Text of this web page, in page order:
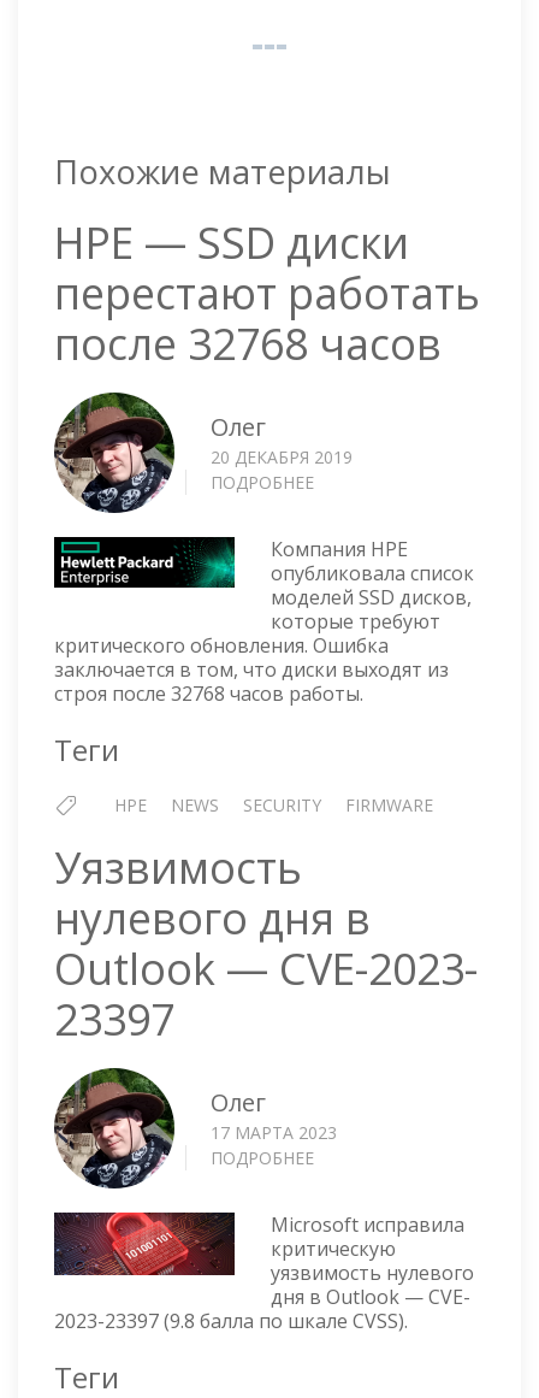
Похожие материалы
HPE — SSD диски
перестают работать
после 32768 часов
Олег
20 ДЕКАБРЯ 2019
ПОДРОБНЕЕ
SSD
ДИСКИ
ПЕРЕСТАЮТ
РАБОТАТЬ
ПОСЛЕ
32768
Компания HPE
опубликовала список
моделей SSD дисков,
которые требуют
критического обновления. Ошибка
заключается в том, что диски выходят из
строя после 32768 часов работы.
Теги
HPE NEWS SECURITY FIRMWARE
Уязвимость
нулевого дня в
Outlook — CVE-2023-
23397
Олег
17 МАРТА 2023
ПОДРОБНЕЕ
ДНЯ
В
OUTLOOK
—
CVE-
Microsoft исправила
критическую
уязвимость нулевого
дня в Outlook — CVE-
2023-23397 (9.8 балла по шкале CVSS).
Теги